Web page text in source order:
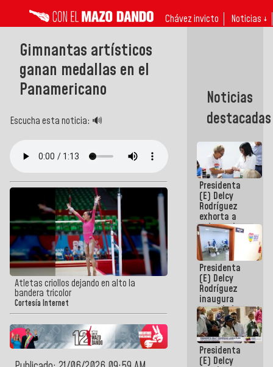
Chávez invicto Noticias ↓
Gimnantas artísticos
ganan medallas en el
Panamericano
Escucha esta noticia: 🔊
Atletas criollos dejando en alto la
bandera tricolor
Cortesía Internet
Noticias
destacadas
Presidenta
(E) Delcy
Rodríguez
exhorta a
gobernadores
y alcaldes a
edificar
casas para
abuelos
Presidenta
(E) Delcy
Rodríguez
inaugura
casa de los
Abuelos
Primavera
en Caracas
Presidenta
(E) Delcy